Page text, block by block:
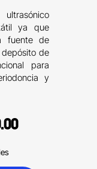
ya que
fuente de
de
para
y
Current